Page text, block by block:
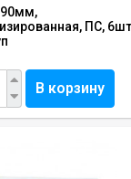
ПС,
В корзину